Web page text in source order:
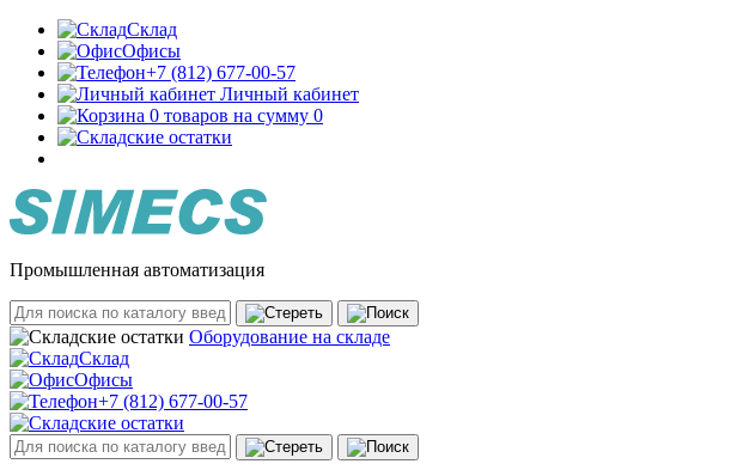
Склад
Офисы
+7 (812) 677-00-57
Личный кабинет
0 товаров на сумму 0
Промышленная автоматизация
Оборудование на складе
Склад
Офисы
+7 (812) 677-00-57